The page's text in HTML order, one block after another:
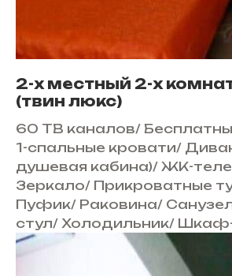
2-х местный 2-х
(твин люкс)
60 ТВ каналов/
1-спальные кровати/
душевая кабина)/ ЖК-
Зеркало/ Прикроватные
Пуфик/ Раковина/
стул/ Холодильник/ Шкаф-